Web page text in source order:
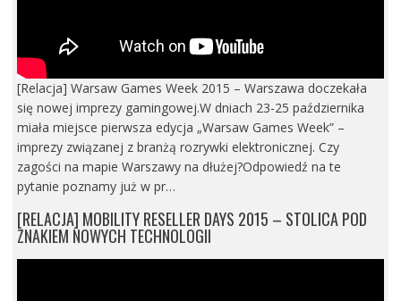
[Relacja] Warsaw Games Week 2015 – Warszawa doczekała
się nowej imprezy gamingowej.W dniach 23-25 października
miała miejsce pierwsza edycja „Warsaw Games Week” –
imprezy związanej z branżą rozrywki elektronicznej. Czy
zagości na mapie Warszawy na dłużej?Odpowiedź na te
pytanie poznamy już w pr…
[RELACJA] MOBILITY RESELLER DAYS 2015 – STOLICA POD
ZNAKIEM NOWYCH TECHNOLOGII